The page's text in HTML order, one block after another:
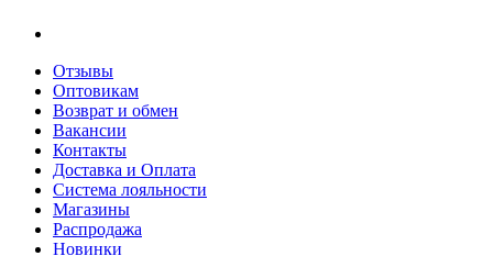
Отзывы
Оптовикам
Возврат и обмен
Вакансии
Контакты
Доставка и Оплата
Система лояльности
Магазины
Распродажа
Новинки